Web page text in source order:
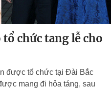
chức tang lễ cho
được tổ chức tại Đài Bắc
mang đi hỏa táng, sau